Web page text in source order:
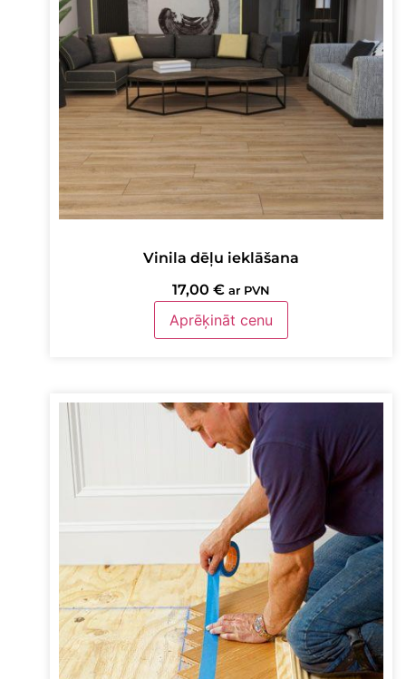
Vinila dēļu ieklāšana
17,00 € ar PVN
Aprēķināt cenu